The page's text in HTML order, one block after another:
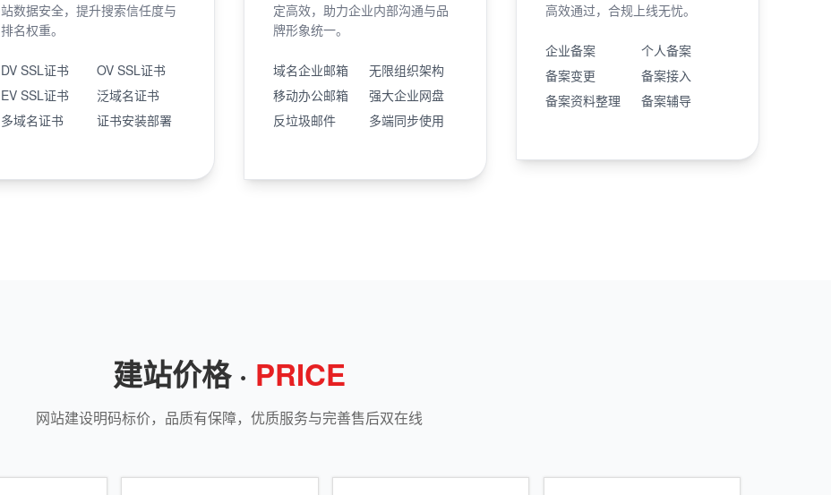
站数据安全，提升搜索信任度与
排名权重。
DV SSL证书
OV SSL证书
EV SSL证书
泛域名证书
多域名证书
证书安装部署
定高效，助力企业内部沟通与品
牌形象统一。
域名企业邮箱
无限组织架构
移动办公邮箱
强大企业网盘
反垃圾邮件
多端同步使用
高效通过，合规上线无忧。
企业备案
个人备案
备案变更
备案接入
备案资料整理
备案辅导
建站价格 · PRICE
网站建设明码标价，品质有保障，优质服务与完善售后双在线